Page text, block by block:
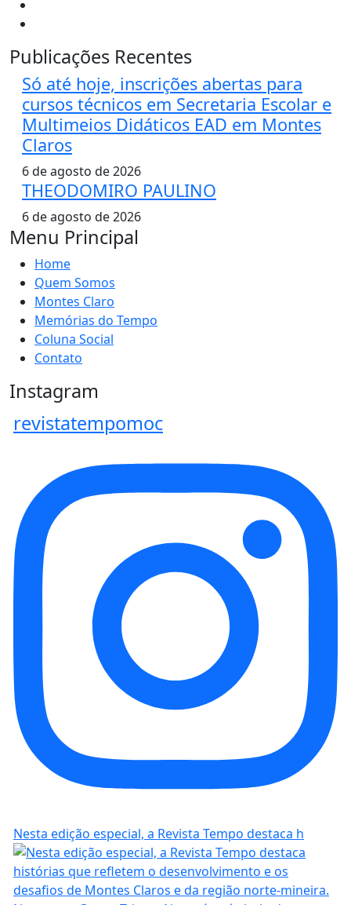
Publicações Recentes
Só até hoje, inscrições abertas para
cursos técnicos em Secretaria Escolar e
Multimeios Didáticos EAD em Montes
Claros
6 de agosto de 2026
THEODOMIRO PAULINO
6 de agosto de 2026
Menu Principal
Home
Quem Somos
Montes Claro
Memórias do Tempo
Coluna Social
Contato
Instagram
revistatempomoc
Nesta edição especial, a Revista Tempo destaca h